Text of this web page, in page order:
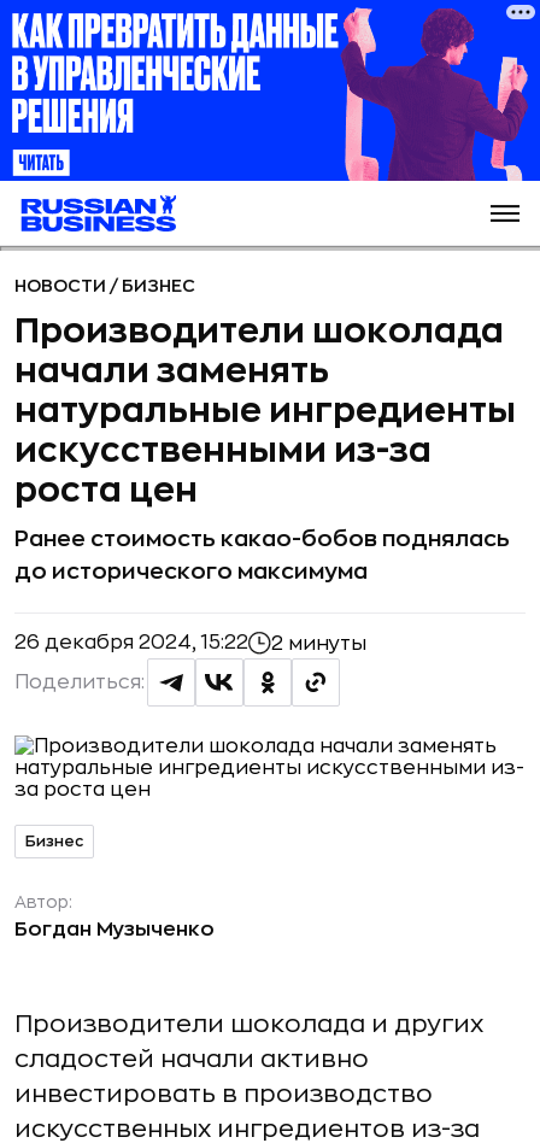
НОВОСТИ / БИЗНЕС
Производители шоколада
начали заменять
натуральные ингредиенты
искусственными из-за
роста цен
Ранее стоимость какао-бобов поднялась
до исторического максимума
26 декабря 2024, 15:22 2 минуты
Поделиться:
Бизнес
Автор:
Богдан Музыченко
Производители шоколада и других
сладостей начали активно
инвестировать в производство
искусственных ингредиентов из-за